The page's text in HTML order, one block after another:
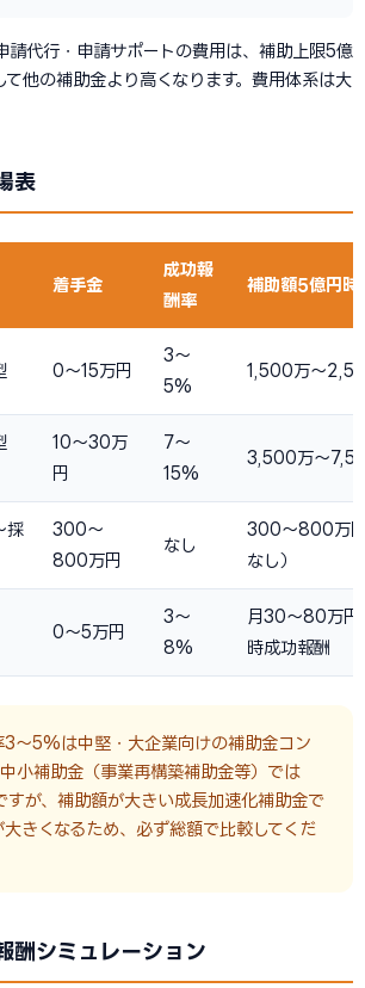
請代行・申請サポートの費用は、補助上限5億
て他の補助金より高くなります。費用体系は大
表
着手金
成功報
酬率
補助額5億円時
0〜15万円
3〜
5%
1,500万〜
10〜30万
円
7〜
15%
3,500万〜
採
300〜
800万円
なし
300〜800万
なし）
0〜5万円
3〜
8%
月30〜80万円
時成功報酬
3〜5%は中堅・大企業向けの補助金コン
小補助金（事業再構築補助金等）では
すが、補助額が大きい成長加速化補助金で
きくなるため、必ず総額で比較してくだ
酬シミュレーション